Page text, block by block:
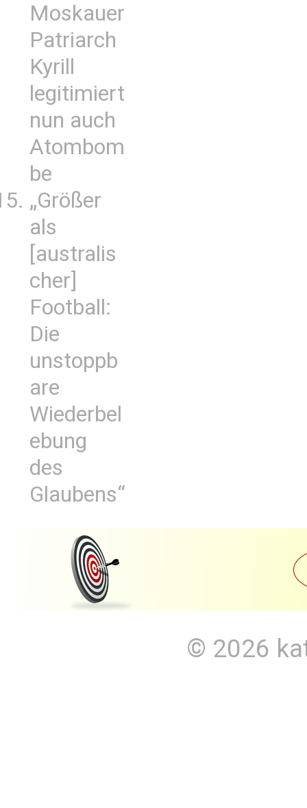
Moskauer
Patriarch
Kyrill
legitimiert
nun auch
Atombom
be
„Größer
als
[australis
cher]
Football:
Die
unstoppb
are
Wiederbel
ebung
des
Glaubens“
© 2026